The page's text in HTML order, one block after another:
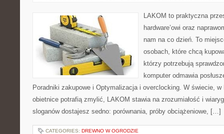
LAKOM to praktyczna
hardware’owi oraz
nam na co dzień. To
osobach, które chcą
którzy potrzebują
komputer odmawia
Poradniki zakupowe i Optymalizacja i overclocking. W świecie,
obietnice potrafią zmylić, LAKOM stawia na zrozumiałość i
sloganów dostajesz sedno: porównania, próby obciążeniowe, […]
CATEGORIES: DREWNO W OGRODZIE